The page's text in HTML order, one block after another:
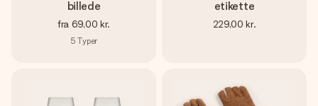
billede
fra 69,00 kr.
5 Typer
etikette
229,00 kr.